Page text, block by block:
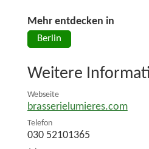
Mehr entdecken in
Berlin
Weitere
Webseite
brasserielumieres.com
Telefon
030 52101365